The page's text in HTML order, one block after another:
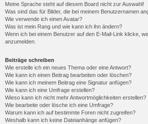
Meine Sprache steht auf diesem Board nicht zur Auswahl!
Was sind das für Bilder, die bei meinem Benutzernamen
Wie verwende ich einen Avatar?
Was ist mein Rang und wie kann ich ihn ändern?
Wenn ich bei einem Benutzer auf den E-Mail-Link klicke,
anzumelden.
Beiträge schreiben
Wie erstelle ich ein neues Thema oder eine Antwort?
Wie kann ich einen Beitrag bearbeiten oder löschen?
Wie kann ich meinem Beitrag eine Signatur anfügen?
Wie kann ich eine Umfrage erstellen?
Wieso kann ich nicht mehr Antwortmöglichkeiten erstellen?
Wie bearbeite oder lösche ich eine Umfrage?
Warum kann ich auf bestimmte Foren nicht zugreifen?
Weshalb kann ich keine Dateianhänge anfügen?